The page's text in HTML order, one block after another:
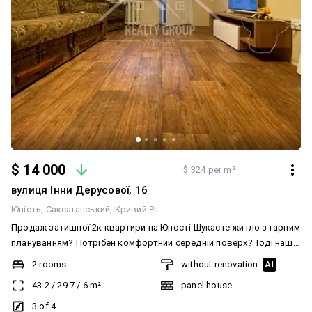
$ 14 000 $ 324 per m²
вулиця Інни Дерусової, 16
Юність Саксаганський Кривий Ріг
Продаж затишної 2к квартири на Юності Шукаєте житло з гарним
плануванням? Потрібен комфортний середній поверх? Тоді наша
пропозиція саме для Вас! Пропонуємо до Вашої уваги
двокімнатну квартиру по вулиці Генерала Кузнецова (Інни
Дерусової), яка розташована на комфортному третьому поверсі
чотириповерхового будинку. Квартира в гарному стані, можно
2 rooms
43.2/29.7 / 6m²
3 of 4
without renovation AI
panel house